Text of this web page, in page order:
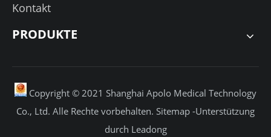
Kontakt
PRODUKTE
Copyright © 2021 Shanghai Apolo Medical Technology
Co., Ltd. Alle Rechte vorbehalten. Sitemap -Unterstützung
durch Leadong